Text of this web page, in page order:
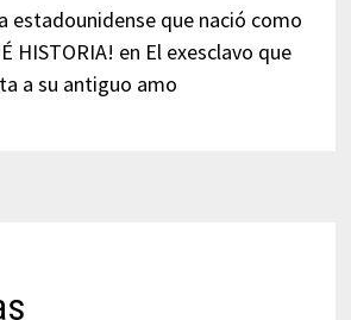
estadounidense que nació como
HISTORIA! en El exesclavo que
a su antiguo amo